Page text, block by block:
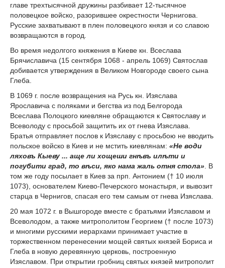
главе трехтысячной дружины разбивает 12-тысячное
половецкое войско, разорившее окрестности Чернигова.
Русские захватывают в плен половецкого князя и со славою
возвращаются в город.
Во время недолгого княжения в Киеве кн. Всеслава
Брячиславича (15 сентября 1068 - апрель 1069) Святослав
добивается утверждения в Великом Новгороде своего сына
Глеба.
В 1069 г. после возвращения на Русь кн. Изяслава
Ярославича с поляками и бегства из под Белгорода
Всеслава Полоцкого киевляне обращаются к Святославу и
Всеволоду с просьбой защитить их от гнева Изяслава.
Братья отправляет послов к Изяславу с просьбою не вводить
польское войско в Киев и не мстить киевлянам: «Не води
ляховъ Кыеву ... аще ли хощеши гнѣвъ илѣти и
погубити град, то вѣси, яко нама жаль отня стола» . В
том же году посылает в Киев за прп. Антонием († 10 июля
1073), основателем Киево-Печерского монастыря, и вывозит
старца в Чернигов, спасая его тем самым от гнева Изяслава.
20 мая 1072 г. в Вышгороде вместе с братьями Изяславом и
Всеволодом, а также митрополитом Георгием († после 1073)
и многими русскими иерархами принимает участие в
торжественном перенесении мощей святых князей Бориса и
Глеба в новую деревянную церковь, построенную
Изяславом. При открытии гробниц святых князей митрополит